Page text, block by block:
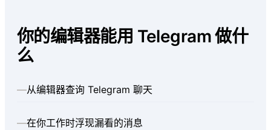
你的编辑器能用 Telegram 做什
么
—从编辑器查询 Telegram 聊天
—在你工作时浮现漏看的消息